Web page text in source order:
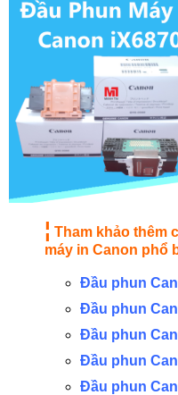
¦ Tham khảo thêm
máy in Canon phổ
Đầu phun
Đầu phun
Đầu phun
Đầu phun
Đầu phun